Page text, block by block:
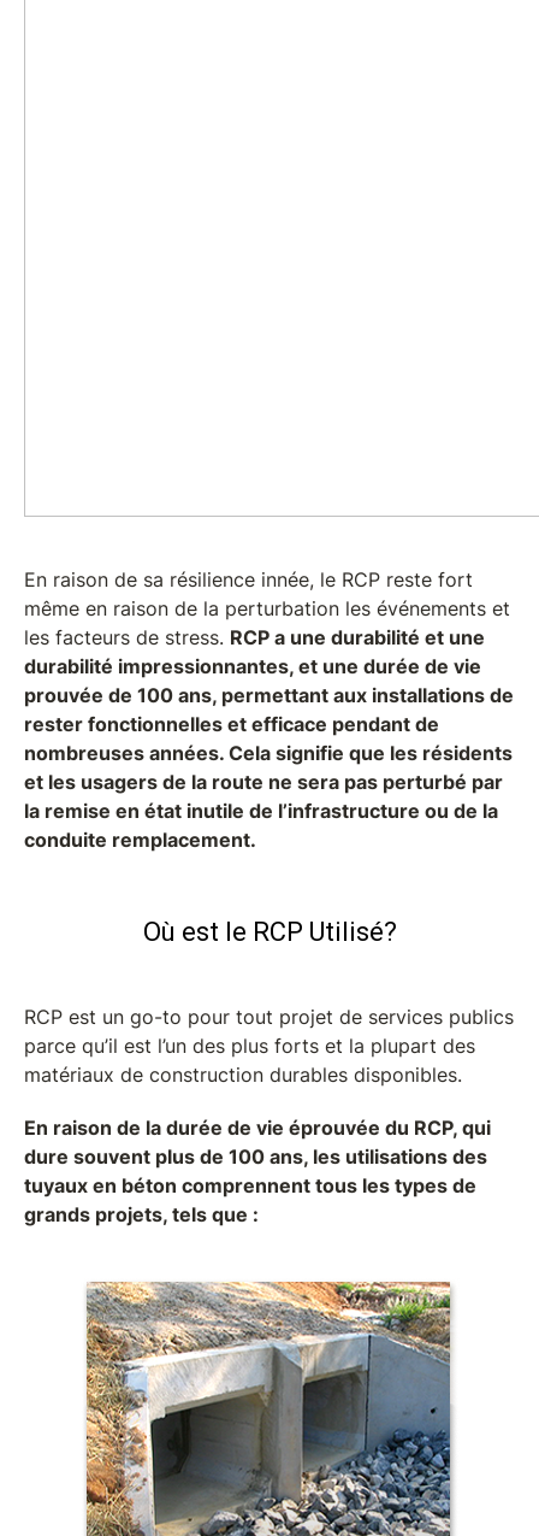
En raison de sa résilience innée, le RCP reste fort
même en raison de la perturbation les événements et
les facteurs de stress. RCP a une durabilité et une
durabilité impressionnantes, et une durée de vie
prouvée de 100 ans, permettant aux installations de
rester fonctionnelles et efficace pendant de
nombreuses années. Cela signifie que les résidents
et les usagers de la route ne sera pas perturbé par
la remise en état inutile de l’infrastructure ou de la
conduite remplacement.
Où est le RCP Utilisé?
RCP est un go-to pour tout projet de services publics
parce qu’il est l’un des plus forts et la plupart des
matériaux de construction durables disponibles.
En raison de la durée de vie éprouvée du RCP, qui
dure souvent plus de 100 ans, les utilisations des
tuyaux en béton comprennent tous les types de
grands projets, tels que :